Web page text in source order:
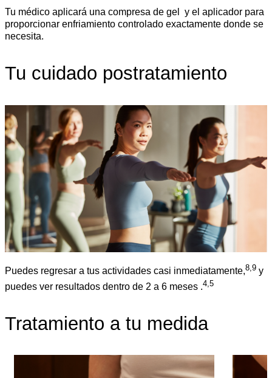
Tu médico aplicará una compresa de gel y el aplicador para
proporcionar enfriamiento controlado exactamente donde se
necesita.
Tu cuidado postratamiento
Puedes regresar a tus actividades casi inmediatamente,8,9 y
puedes ver resultados dentro de 2 a 6 meses .4,5
Tratamiento a tu medida